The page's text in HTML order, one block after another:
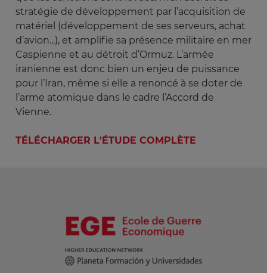
stratégie de développement par l’acquisition de
matériel (développement de ses serveurs, achat
d’avion...), et amplifie sa présence militaire en mer
Caspienne et au détroit d’Ormuz. L’armée
iranienne est donc bien un enjeu de puissance
pour l’Iran, même si elle a renoncé à se doter de
l’arme atomique dans le cadre l’Accord de
Vienne.
TÉLÉCHARGER L'ÉTUDE COMPLÈTE